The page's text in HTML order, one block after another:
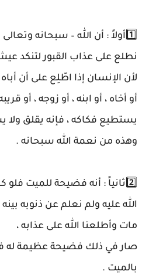
1️⃣أولاً : أن الله – سبحانه
نطلع على عذاب القبور لتنكد
لأن الإنسان إذا اطّلِع على أن أباه
أو أخاه ، أو ابنه ، أو زوجه ، أو
يستطيع فكاكه ، فإنه يقلق ولا
وهذه من نعمة الله سبحانه .
2️⃣ثانياً : أنه فضيحة للميت
الله عليه ولم نعلم عن ذنوبه
مات وأطلعنا الله على عذابه ،
صار في ذلك فضيحة عظيمة له
بالميت .